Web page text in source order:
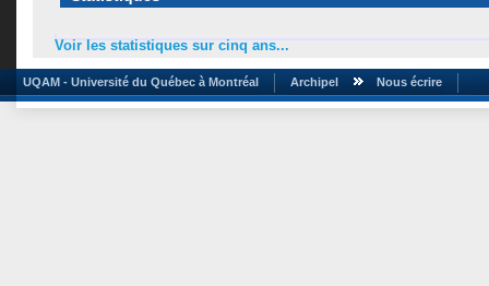
Voir les statistiques sur cinq ans...
UQAM - Université du Québec à Montréal Archipel Nous écrire